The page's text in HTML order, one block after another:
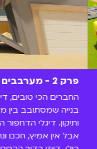
פרק 2 - מערבבים צבעים
החברים הכי טובים,
בנייה שמסתובב בין
ותיקון. דיגלי הדחפור
אבל אין אמיץ, חכם